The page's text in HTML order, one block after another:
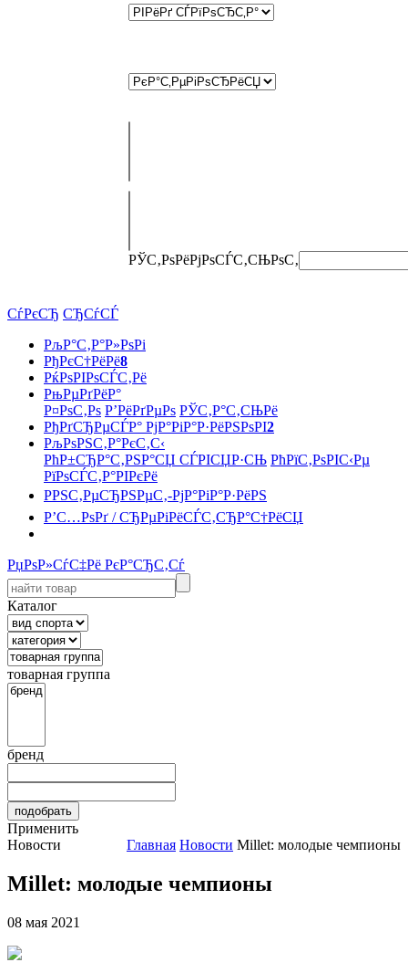
РЎС‚РѕРёРјРѕСЃС‚СЊРѕС‚
СѓРєСЂ СЂСѓСЃ
РљР°С‚Р°Р»РѕРі
РђРєС†РёРё8
РќРѕРІРѕСЃС‚Рё
РњРµРґРёР°
Р¤РѕС‚Рѕ Р’РёРґРµРѕ РЎС‚Р°С‚СЊРё
РђРґСЂРµСЃР° РјР°РіР°Р·РёРЅРѕРІ2
РљРѕРЅС‚Р°РєС‚С‹
РћР±СЂР°С‚РЅР°СЏ СЃРІСЏР·СЊ РћРїС‚РѕРІС‹Рµ
РїРѕСЃС‚Р°РІРєРё
РРЅС‚РµСЂРЅРµС‚-РјР°РіР°Р·РёРЅ
Р’С…РѕРґ / СЂРµРіРёСЃС‚СЂР°С†РёСЏ
РџРѕР»СѓС‡Рё РєР°СЂС‚Сѓ
Каталог
товарная группа
бренд
Применить
Новости
Главная Новости Millet: молодые чемпионы
Millet: молодые чемпионы
08 мая 2021